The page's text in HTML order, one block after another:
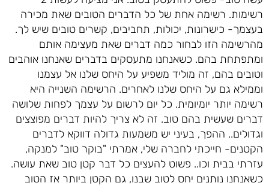
רשימות. רשימה אחת של כל הדברים הטובים שאת מכירה
בעצמך- כישרונות, יכולות, תחביבים, קשרים טובים שיש לך.
מהרשימה הזו לבחור כמה דברים שאת מעצימה אותם
ומתפתחת בהם. כשאנחנו מתעסקים בדברים שאנחנו אוהבים
וטובים בהם, זה מוליד משפיע על היחס שלנו אל עצמנו
וממילא גם על היחס שלנו לאחרים. הרשימה השנייה היא
רשימה יותר יומיומית. כל יום לרשום על עצמך לפחות שלושה
דברים שעשית בהם טוב. זה לא צריך להיות דברים מפוצצים
וגדולים.. ההפך, בעיני יש משמעות גדולה דווקא לדברים
הקטנים- חייכתי לחברה שלי, אמרתי "בוקר טוב" למנקה,
עזרתי בבית וכו.. פשוט להעצים כל דבר קטן טוב שאת עושה.
כשאנחנו נותנים יחס לטוב שבנו, גם הקטן ביותר אז הטוב